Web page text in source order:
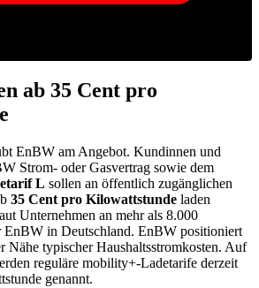
ab 35 Cent pro
EnBW am Angebot. Kundinnen und
Strom- oder Gasvertrag sowie dem
L sollen an öffentlich zugänglichen
35 Cent pro Kilowattstunde laden
Unternehmen an mehr als 8.000
EnBW in Deutschland. EnBW positioniert
Nähe typischer Haushaltsstromkosten. Auf
reguläre mobility+-Ladetarife derzeit
genannt.